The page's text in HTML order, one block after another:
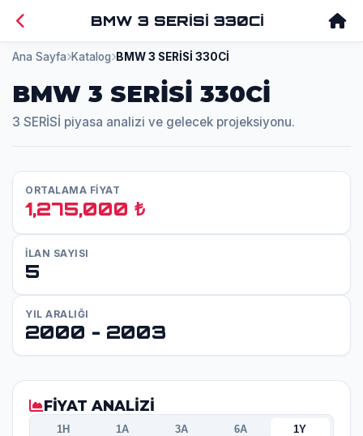
BMW 3 SERİSİ 330Cİ
Ana Sayfa Katalog BMW 3 SERİSİ 330Cİ
BMW 3 SERİSİ 330Cİ
3 SERİSİ piyasa analizi ve gelecek projeksiyonu.
ORTALAMA FİYAT
1,275,000 ₺
İLAN SAYISI
5
YIL ARALIĞI
2000 - 2003
FİYAT ANALİZİ
1H 1A 3A 6A 1Y